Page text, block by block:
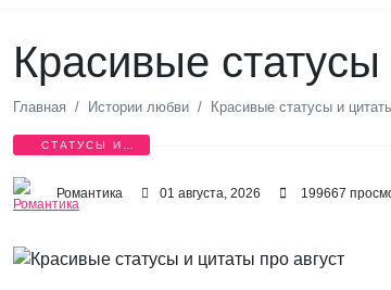
Красивые
Главная Истории любви Красивые статусы и
СТАТУСЫ И
Романтика 01 августа, 2026 199667